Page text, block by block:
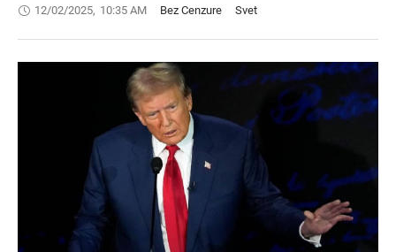
12/02/2025, 10:35 AM Bez Cenzure Svet